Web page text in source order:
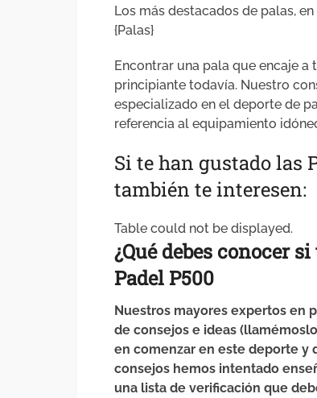
Los más destacados de palas,
{Palas}
Encontrar una pala que encaje a
principiante todavía. Nuestro
especializado en el deporte de
referencia al equipamiento
Si te han gustado las
también te interesen:
Table could not be displayed.
¿Qué debes conocersi
Padel P500
Nuestros mayores expertos en
de consejos e ideas
en comenzar en este deporte y
consejos hemos intentado
una lista de verificación que